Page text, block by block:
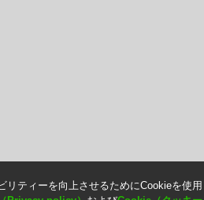
リティーを向上させるためにCookieを使